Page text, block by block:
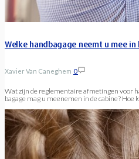
Welke handbagage neemt u mee
Xavier Van Caneghem 0
Wat zijn de reglementaire afmetingen voor
bagage mag u meenemen in de cabine? Hoe